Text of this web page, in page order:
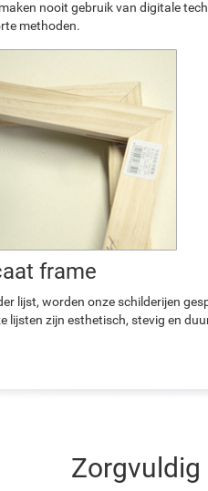
nooit gebruik van digitale
methoden.
frame
lijst, worden onze schilderijen
lijsten zijn esthetisch, stevig en
Zorgvuldig